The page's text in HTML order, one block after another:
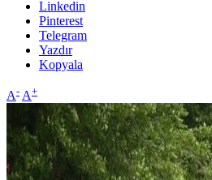
Linkedin
Pinterest
Telegram
Yazdır
Kopyala
A- A+